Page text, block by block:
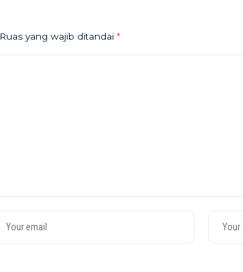
Ruas yang wajib ditandai *